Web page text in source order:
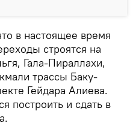
в настоящее время
строятся на
Гала-Пираллахи,
трассы Баку-
Гейдара Алиева.
построить и сдать в